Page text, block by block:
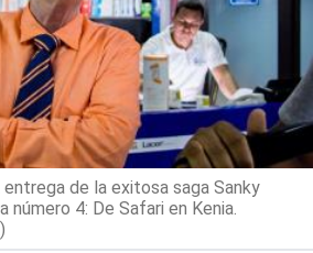
de la exitosa saga Sanky
número 4: De Safari en Kenia.
)